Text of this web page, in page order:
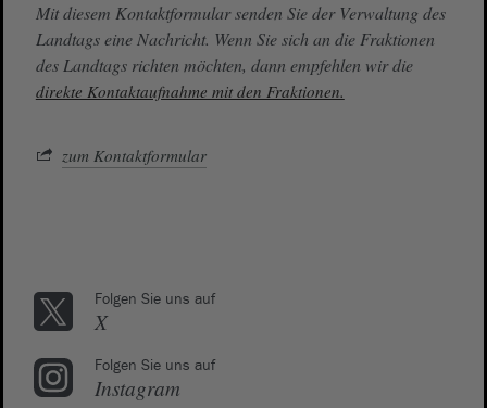
Mit diesem Kontaktformular senden Sie der Verwaltung des
Landtags eine Nachricht. Wenn Sie sich an die Fraktionen
des Landtags richten möchten, dann empfehlen wir die
direkte Kontaktaufnahme mit den Fraktionen.
zum Kontaktformular
Folgen Sie uns auf
X
Folgen Sie uns auf
Instagram